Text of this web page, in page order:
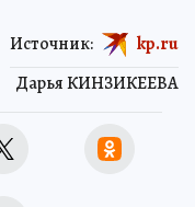
Дарья КИНЗИКЕЕВА
Источник: kp.ru